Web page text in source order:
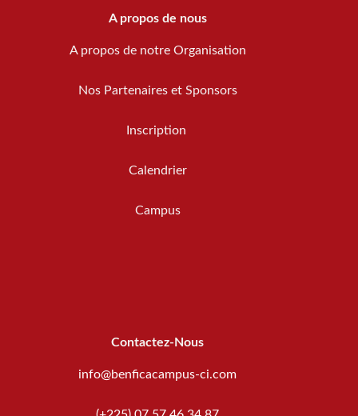
A propos de nous
A propos de notre Organisation
Nos Partenaires et Sponsors
Inscription
Calendrier
Campus
Contactez-Nous
info@benficacampus-ci.com